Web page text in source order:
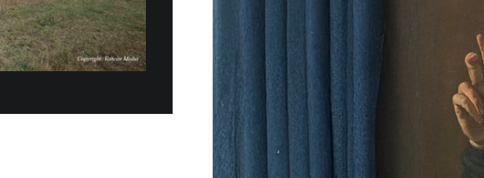
Dal 6 al 27 Luglio Papa Leone XIV a…
Papa Leone XIV si è trasferito, domenica pomeriggio, 5
luglio, nel Palazzo Apostolico di Castel Gandolfo, per un